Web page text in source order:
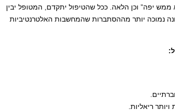
יפה” וכן הלאה. ככל שהטיפול יתקדם, המטופל יבין
נמוכה יותר מההסתברות שהמחשבות האלטרנטיביות
ריאליות.